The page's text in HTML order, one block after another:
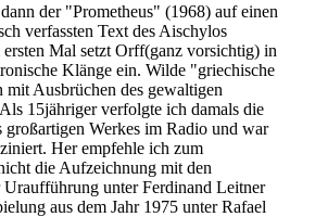
der "Prometheus" (1968) auf einen
verfassten Text des Aischylos
Mal setzt Orff(ganz vorsichtig) in
Klänge ein. Wilde "griechische
mit Ausbrüchen des gewaltigen
15jähriger verfolgte ich damals die
Werkes im Radio und war
Her empfehle ich zum
die Aufzeichnung mit den
Uraufführung unter Ferdinand Leitner
aus dem Jahr 1975 unter Rafael